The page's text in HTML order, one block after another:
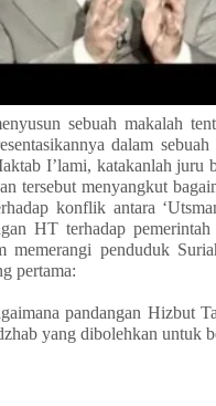
sebuah makalah
dalam
I’lami, katakanlah
tersebut menyangkut
konflik antara
HT terhadap
memerangi penduduk
pertama:
pandangan Hizbut
yang dibolehkan untuk